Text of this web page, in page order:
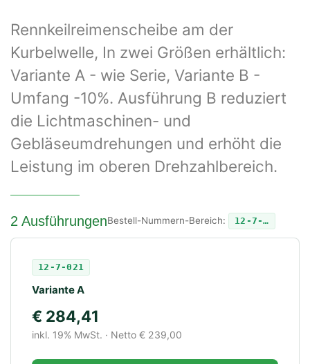
Rennkeilreimenscheibe am der
Kurbelwelle, In zwei Größen erhältlich:
Variante A - wie Serie, Variante B -
Umfang -10%. Ausführung B reduziert
die Lichtmaschinen- und
Gebläseumdrehungen und erhöht die
Leistung im oberen Drehzahlbereich.
2 AusführungenBestell-Nummern-Bereich: 12-7-…
12-7-021
Variante A
€ 284,41
inkl. 19% MwSt. · Netto € 239,00